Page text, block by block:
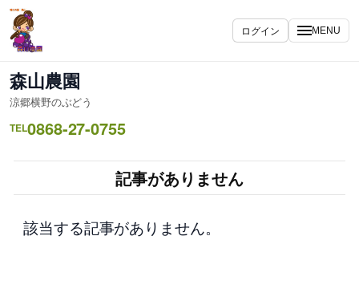
内
容
を
ス
キ
ッ
プ
ログイン MENU
森山農園
涼郷横野のぶどう
TEL0868-27-0755
記事がありません
該当する記事がありません。